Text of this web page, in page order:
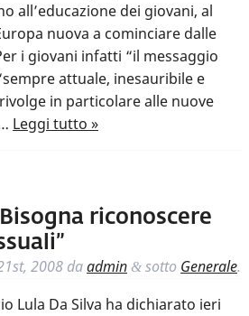
all’educazione dei giovani, al
nuova a cominciare dalle
i giovani infatti “il messaggio
attuale, inesauribile e
in particolare alle nuove
Leggi tutto »
riconoscere
2008 daadmin & sotto Generale.
Lula Da Silva ha dichiarato ieri